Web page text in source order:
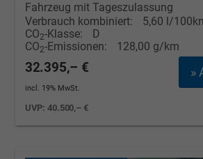
Fahrzeug mit Tageszulassung
Verbrauch kombiniert:
5,60 l/
CO2-Klasse:
D
CO2-Emissionen: 128,00 g/km
»
32.395,– €
incl. 19% MwSt.
UVP:40.500,– €
Bünyamin Schael
Verkauf
Tel. 04181/2176-24